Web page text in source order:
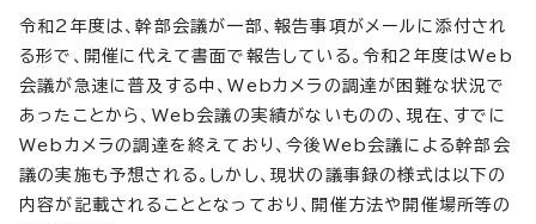
令和2年度は、幹部会議が一部、報告事項がメールに添付され
る形で、開催に代えて書面で報告している。令和2年度はWeb
会議が急速に普及する中、Webカメラの調達が困難な状況で
あったことから、Web会議の実績がないものの、現在、すでに
Webカメラの調達を終えており、今後Web会議による幹部会
議の実施も予想される。しかし、現状の議事録の様式は以下の
内容が記載されることとなっており、開催方法や開催場所等の